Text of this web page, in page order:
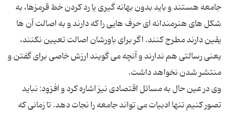
جامعه هستند و باید بدون بهانه گیری یا رد كردن خط قرمزها، به
شكل های هنرمندانه ای حرف هایی را كه دارند و به اصالت آن ها
یقین دارند مطرح كنند. اگر برای باورشان اصالت تعیین نكنند،
یعنی رسالتی هم ندارند و آنچه می گویند ارزش خاصی برای گفتن و
وی در عین حال به مسائل اقتصادی نیز اشاره كرد و افزود: نباید
تصور كنیم تنها ادبیات می تواند جامعه را نجات دهد. تا زمانی كه